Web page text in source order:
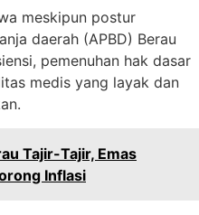
meskipun postur
daerah (APBD) Berau
pemenuhan hak dasar
medis yang layak dan
Tajir-Tajir, Emas
Inflasi